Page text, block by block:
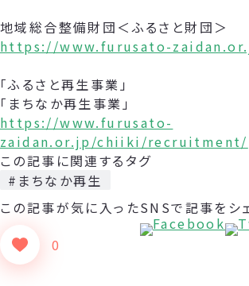
地域総合整備財団＜ふるさと財団＞
https://www.furusato-
「ふるさと再生事業」
「まちなか再生事業」
https://www.furusato-
zaidan.or.jp/chiiki/recruitment/
この記事に関連するタグ
#まちなか再生
この記事が気に入った
0
SNSで記事をシ